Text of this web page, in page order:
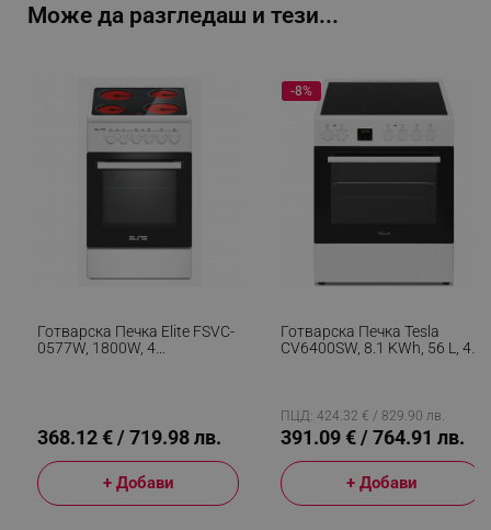
Може да разгледаш и тези...
Готварска Печка Elite FSVC-
0577W, 1800W, 4
368.12 € / 719.98 лв.
+ Добави
Готварска Печка Tesla
CV6400SW, 8.1 KWh, 56 L, 4
-8%
ПЦД: 424.32 € / 829.90 лв.
391.09 € / 764.91 лв.
+ Добави